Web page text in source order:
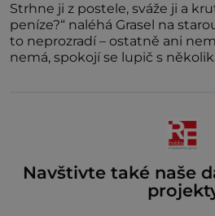
Strhne ji z postele, sváže ji a
peníze?“ naléhá Grasel na
to neprozradí – ostatně ani
nemá, spokojí se lupič s
Navštivte také naše